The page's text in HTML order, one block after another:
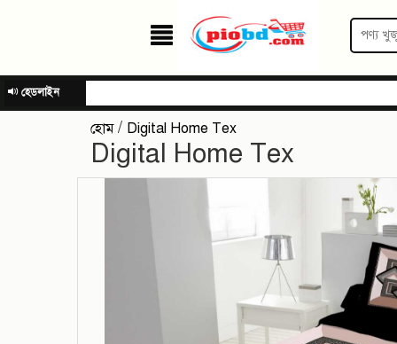
হেডলাইন
হোম / Digital Home Tex
Digital Home Tex